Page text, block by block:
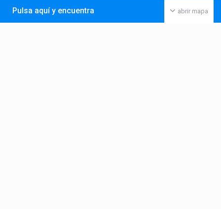
abrir mapa
Pulsa aquí y encuentra